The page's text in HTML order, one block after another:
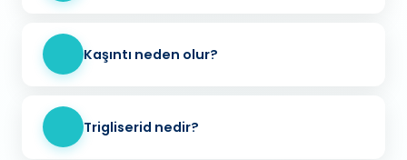
Kaşıntı neden olur?
Trigliserid nedir?